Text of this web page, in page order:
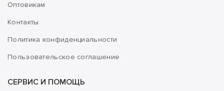
Оптовикам
Контакты
Политика конфиденциальности
Пользовательское соглашение
СЕРВИС И ПОМОЩЬ